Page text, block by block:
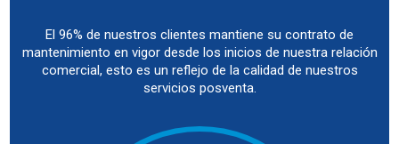
El 96% de nuestros clientes mantiene su contrato de
mantenimiento en vigor desde los inicios de nuestra relación
comercial, esto es un reflejo de la calidad de nuestros
servicios posventa.